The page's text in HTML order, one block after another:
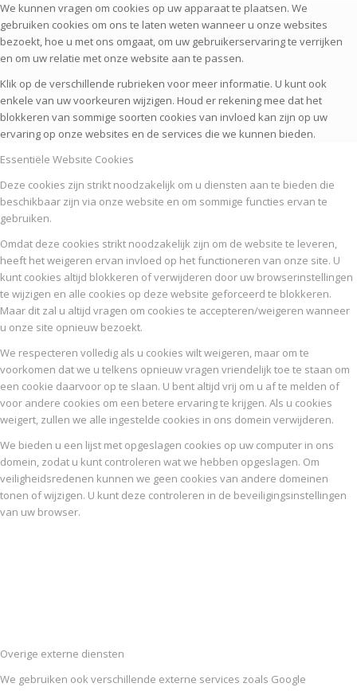
We kunnen vragen om cookies op uw apparaat te plaatsen. We
gebruiken cookies om ons te laten weten wanneer u onze websites
bezoekt, hoe u met ons omgaat, om uw gebruikerservaring te verrijken
en om uw relatie met onze website aan te passen.
Klik op de verschillende rubrieken voor meer informatie. U kunt ook
enkele van uw voorkeuren wijzigen. Houd er rekening mee dat het
blokkeren van sommige soorten cookies van invloed kan zijn op uw
ervaring op onze websites en de services die we kunnen bieden.
Essentiële Website Cookies
Deze cookies zijn strikt noodzakelijk om u diensten aan te bieden die
beschikbaar zijn via onze website en om sommige functies ervan te
gebruiken.
Omdat deze cookies strikt noodzakelijk zijn om de website te leveren,
heeft het weigeren ervan invloed op het functioneren van onze site. U
kunt cookies altijd blokkeren of verwijderen door uw browserinstellingen
te wijzigen en alle cookies op deze website geforceerd te blokkeren.
Maar dit zal u altijd vragen om cookies te accepteren/weigeren wanneer
u onze site opnieuw bezoekt.
We respecteren volledig als u cookies wilt weigeren, maar om te
voorkomen dat we u telkens opnieuw vragen vriendelijk toe te staan om
een cookie daarvoor op te slaan. U bent altijd vrij om u af te melden of
voor andere cookies om een betere ervaring te krijgen. Als u cookies
weigert, zullen we alle ingestelde cookies in ons domein verwijderen.
We bieden u een lijst met opgeslagen cookies op uw computer in ons
domein, zodat u kunt controleren wat we hebben opgeslagen. Om
veiligheidsredenen kunnen we geen cookies van andere domeinen
tonen of wijzigen. U kunt deze controleren in de beveiligingsinstellingen
van uw browser.
Overige externe diensten
We gebruiken ook verschillende externe services zoals Google